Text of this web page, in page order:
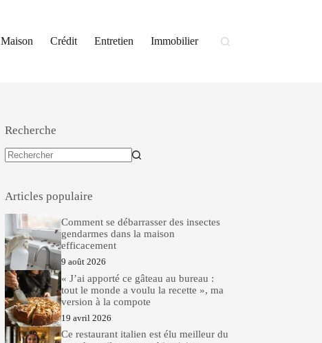
Maison Crédit Entretien Immobilier
Recherche
Articles populaire
Comment se débarrasser des insectes
gendarmes dans la maison
efficacement
9 août 2026
« J’ai apporté ce gâteau au bureau :
tout le monde a voulu la recette », ma
version à la compote
19 avril 2026
Ce restaurant italien est élu meilleur du